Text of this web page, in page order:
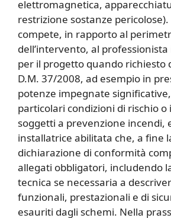
elettromagnetica,
restrizione sostanze
compete, in rapporto al
dell’intervento, al professionista
per il progetto quando richiesto
D.M. 37/2008, ad esempio in
potenze impegnate
particolari condizioni di rischio o
soggetti a prevenzione incendi,
installatrice abilitata che, a fine
dichiarazione di conformità
allegati obbligatori, includendo
tecnica se necessaria a
funzionali, prestazionali e di
esauriti dagli schemi. Nella